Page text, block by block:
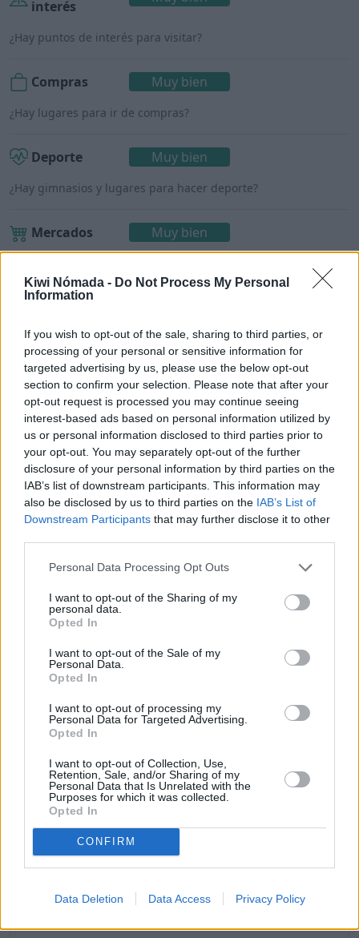
Kiwi Nómada - Do Not Process My Personal
Information
If you wish to opt-out of the sale, sharing to third parties, or
processing of your personal or sensitive information for
targeted advertising by us, please use the below opt-out
section to confirm your selection. Please note that after your
opt-out request is processed you may continue seeing
interest-based ads based on personal information utilized by
us or personal information disclosed to third parties prior to
your opt-out. You may separately opt-out of the further
disclosure of your personal information by third parties on the
IAB’s list of downstream participants. This information may
also be disclosed by us to third parties on the IAB’s List of
Downstream Participants that may further disclose it to other
Personal Data Processing Opt Outs
I want to opt-out of the Sharing of my
personal data.
Opted In
I want to opt-out of the Sale of my
Personal Data.
Opted In
I want to opt-out of processing my
Personal Data for Targeted Advertising.
Opted In
I want to opt-out of Collection, Use,
Retention, Sale, and/or Sharing of my
Personal Data that Is Unrelated with the
Purposes for which it was collected.
Opted In
CONFIRM
Data Deletion Data Access Privacy Policy
interés
¿Hay puntos de interés para visitar?
Compras Muy bien
¿Hay lugares para ir de compras?
Deporte Muy bien
¿Hay gimnasios y lugares para hacer deporte?
Mercados Muy bien
Pekín para nómadas digitales
Una vez detallados los puntos anteriores, ¿Pekín es
un buen lugar para vivir como nómada digital?
Con una puntuación de 3,8/5,Pekín es un buen
lugar para vivir como nómada digital.
Puntos a favor y puntos en
contra
favor y puntos de Pekín para vivir como nómada
digital.
Puntos a favor
Buen coste de vida.
Internet rápido.
Es un lugar seguro.
Buena sanidad y hospitales.
Es seguro para las mujeres.
Hay una buena oferta gastronómica.
Hay lugares para tomar café o té.
Hay lugares y eventos de cultura y ocio.
Hay lugares de interés que visitar.
Hay gimnasios y/o lugares para hacer deporte.